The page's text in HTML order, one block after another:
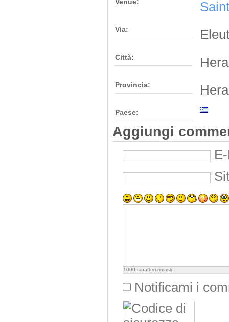
Venue:
Via:
Città:
Provincia:
Paese:
Aggiungi
1000 caratteri rimasti
Notificami i